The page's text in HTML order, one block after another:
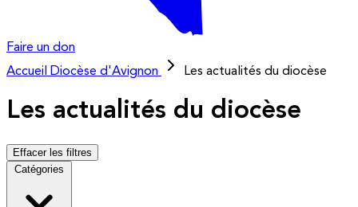
Faire un don
Accueil
Diocèse d'Avignon Les actualités du diocèse
Les actualités du diocèse
Effacer les filtres
Catégories